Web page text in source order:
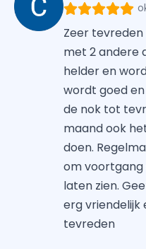
Zeer
met 2 andere
helder en
wordt goed
de nok tot
maand ook
doen.
om
laten zien.
erg
tevreden